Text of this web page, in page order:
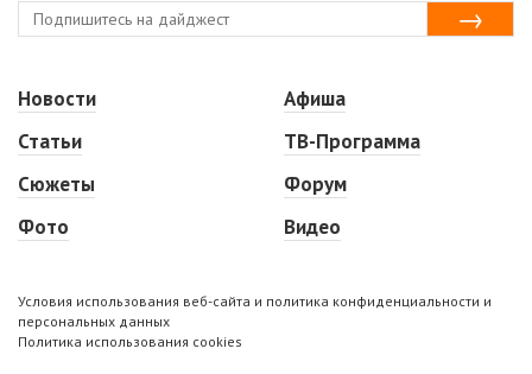
Новости
Статьи
Сюжеты
Фото
Афиша
ТВ-Программа
Форум
Видео
Условия использования веб-сайта и политика конфиденциальности и
персональных данных
Политика использования cookies